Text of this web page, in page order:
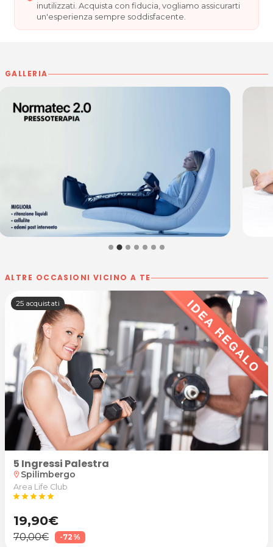
ORARI
Da Lunedì a Sabato dalle 8.00 alle 21.00
33097 Spilimbergo (PN)
Tel. +39 346 8660516
P.IVA 01604830933
Per ulteriori informazioni sull'offerta o sulle modalità di
inutilizzati. Acquista con fiducia, vogliamo assicurarti
un'esperienza sempre soddisfacente.
GALLERIA
ALTRE OCCASIONI VICINO A TE
25 acquistati
5 Ingressi Palestra
location_on Spilimbergo
Area Life Club
starstarstarstarstar
19,90€
70,00€ -72%